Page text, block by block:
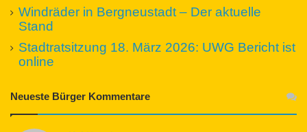
Windräder in Bergneustadt – Der aktuelle
Stand
Stadtratsitzung 18. März 2026: UWG Bericht ist
online
Neueste Bürger Kommentare